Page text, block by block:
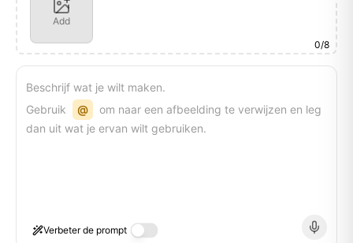
Add
0/8
Beschrijf wat je wilt maken.
Gebruik
@
om naar een afbeelding te verwijzen en leg
dan uit wat je ervan wilt gebruiken.
Verbeter de prompt